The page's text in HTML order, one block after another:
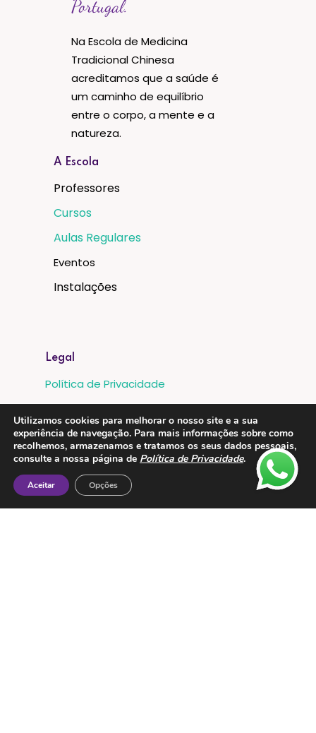
Portugal.
Na Escola de Medicina
Tradicional Chinesa
acreditamos que a saúde é
um caminho de equilíbrio
entre o corpo, a mente e a
natureza.
A Escola
Professores
Cursos
Aulas Regulares
Eventos
Instalações
Legal
Política de Privacidade
Proteção de Dados
Livro de Reclamações
Metodos de Pagamento:
Utilizamos cookies para melhorar o nosso site e a sua
experiência de navegação. Para mais informações sobre como
recolhemos, armazenamos e tratamos os seus dados pessoais,
consulte a nossa página de Política de Privacidade.
Aceitar Opções